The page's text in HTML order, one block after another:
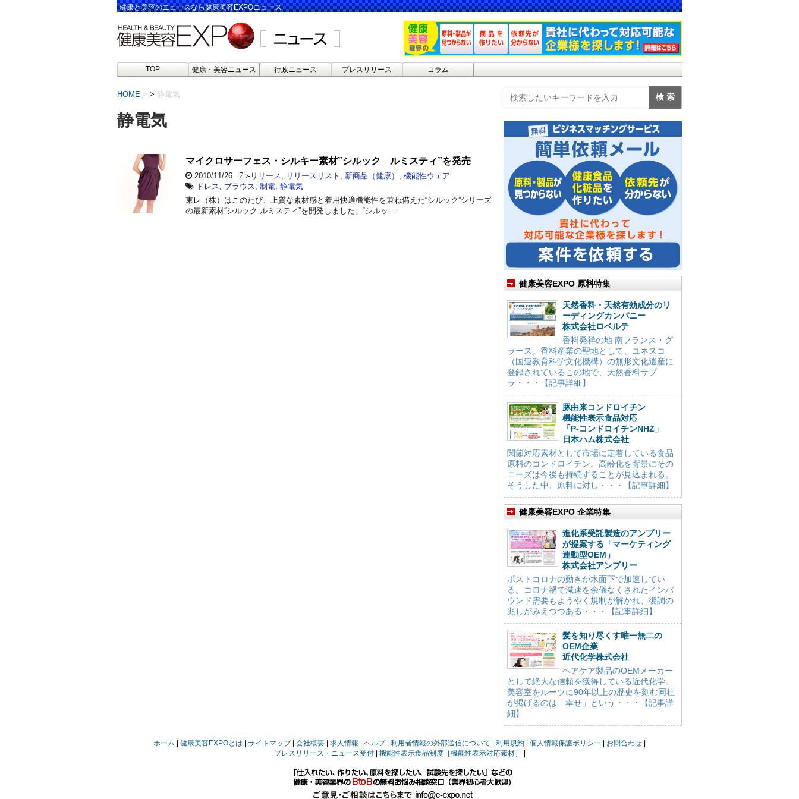
健康と美容のニュースなら健康美容EXPOニュース
TOP 健康・美容ニュース 行政ニュース プレスリリース コラム
HOME > 静電気
静電気
マイクロサーフェス・シルキー素材”シルック ルミスティ”を発売
2010/11/26 - リリース リリースリスト 新商品（健康）
機能性ウェア
ドレス
ブラウス 制電 静電気
東レ（株）はこのたび、上質な素材感と着用快適機能性を兼ね備えた“シルック”シリーズ
の最新素材“シルック ルミスティ”を開発しました。“シルッ …
健康美容EXPO 原料特集
天然香料・天然有効成分のリ
ーディングカンパニー
株式会社ロベルテ
香料発祥の地 南フランス・グ
ラース。香料産業の聖地として、ユネスコ
（国連教育科学文化機構）の無形文化遺産に
登録されているこの地で、天然香料サプ
ラ・・・【記事詳細】
豚由来コンドロイチン
機能性表示食品対応
「P-コンドロイチンNHZ」
日本ハム株式会社
関節対応素材として市場に定着している食品
原料のコンドロイチン。高齢化を背景にその
ニーズは今後も持続することが見込まれる。
そうした中、原料に対し・・・【記事詳細】
健康美容EXPO 企業特集
進化系受託製造のアンプリー
が提案する「マーケティング
連動型OEM」
株式会社アンプリー
ポストコロナの動きが水面下で加速してい
る。コロナ禍で減速を余儀なくされたインバ
ウンド需要もようやく規制が解かれ、復調の
兆しがみえつつある・・・【記事詳細】
髪を知り尽くす唯一無二の
OEM企業
近代化学株式会社
ヘアケア製品のOEMメーカー
として絶大な信頼を獲得している近代化学。
美容室をルーツに90年以上の歴史を刻む同社
が掲げるのは「幸せ」という・・・【記事詳
細】
ホーム 健康美容EXPOとは サイトマップ 会社概要 求人情報 ヘルプ 利用者情報の外部送信について 利用規約 個人情報保護ポリシー
お問合わせ
プレスリリース・ニュース受付
機能性表示食品制度［機能性表示対応素材］